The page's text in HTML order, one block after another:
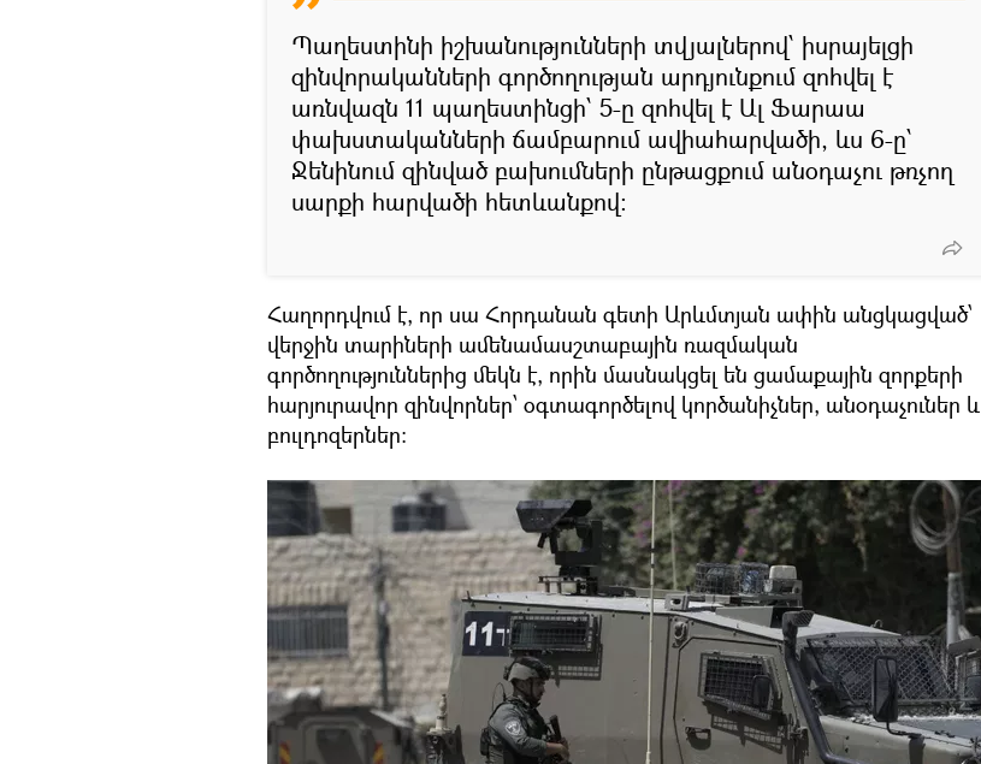
Պաղեստինի իշխանությունների տվյալներով՝ իսրայելցի
զինվորականների գործողության արդյունքում զոհվել է
առնվազն 11 պաղեստինցի՝ 5-ը զոհվել է Ալ Ֆարաա
փախստականների ճամբարում ավիահարվածի, ևս 6-ը՝
Ջենինում զինված բախումների ընթացքում անօդաչու թռչող
սարքի հարվածի հետևանքով։
Հաղորդվում է, որ սա Հորդանան գետի Արևմտյան ափին անցկացված՝
վերջին տարիների ամենամասշտաբային ռազմական
գործողություններից մեկն է, որին մասնակցել են ցամաքային զորքերի
հարյուրավոր զինվորներ՝ օգտագործելով կործանիչներ, անօդաչուներ և
բուլդոզերներ։